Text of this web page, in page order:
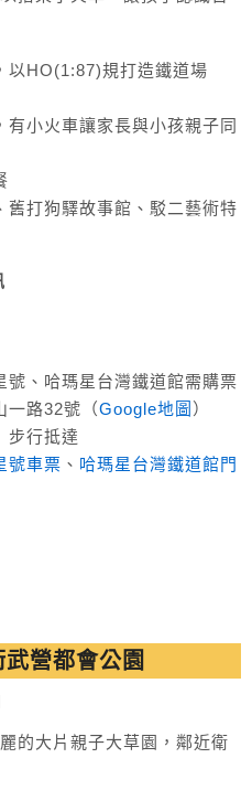
以HO(1:87)規打造鐵道場
小火車讓家長與小孩親子同
舊打狗驛故事館、駁二藝術特
號、哈瑪星台灣鐵道館需購票
一路32號（Google地圖 ）
步行抵達
號車票 、 哈瑪星台灣鐵道館門
營都會公園
的大片親子大草園，鄰近衛